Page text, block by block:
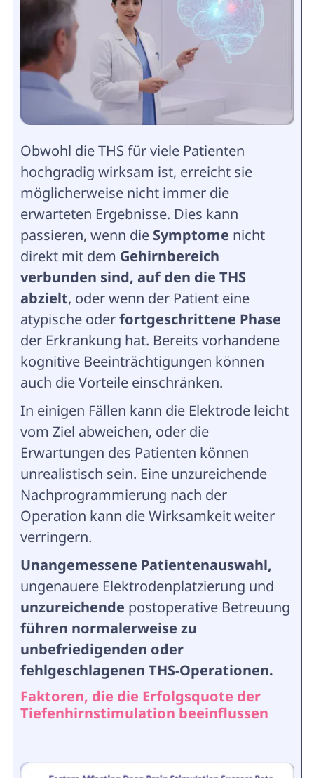
Obwohl die THS für viele Patienten
hochgradig wirksam ist, erreicht sie
möglicherweise nicht immer die
erwarteten Ergebnisse. Dies kann
passieren, wenn die Symptome nicht
direkt mit dem Gehirnbereich
verbunden sind, auf den die THS
abzielt, oder wenn der Patient eine
atypische oderfortgeschrittene Phase
der Erkrankung hat. Bereits vorhandene
kognitive Beeinträchtigungen können
auch die Vorteile einschränken.
In einigen Fällen kann die Elektrode leicht
vom Ziel abweichen, oder die
Erwartungen des Patienten können
unrealistisch sein. Eine unzureichende
Nachprogrammierung nach der
Operation kann die Wirksamkeit weiter
verringern.
Unangemessene Patientenauswahl,
ungenauere Elektrodenplatzierung und
unzureichende postoperative Betreuung
führen normalerweise zu
unbefriedigenden oder
fehlgeschlagenen THS-Operationen.
Faktoren, die die Erfolgsquote der
Tiefenhirnstimulation beeinflussen